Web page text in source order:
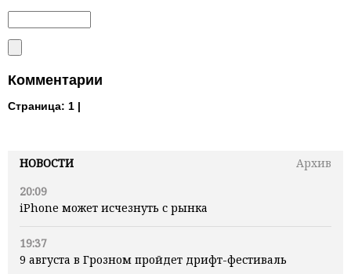
НОВОСТИ
Архив
20:09
iPhone может исчезнуть с рынка
19:37
9 августа в Грозном пройдет дрифт-фестиваль
Комментарии
Страница: 1 |